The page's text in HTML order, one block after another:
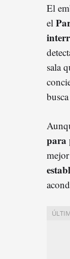
El
el
sala
busca
para